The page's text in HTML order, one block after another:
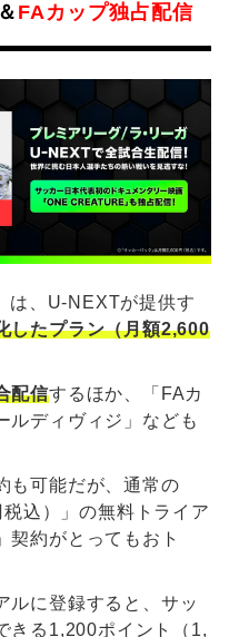
＆ FAカップ独占配信
は、U-NEXTが提供す
したプラン（月額2,600
配信するほか、「FAカ
ルディヴィジ」なども
も可能だが、通常の
込）」の無料トライア
契約がとってもおト
ルに登録すると、サッ
きる1,200ポイント（1,